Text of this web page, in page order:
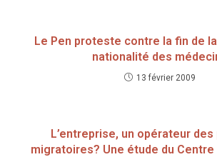
Le Pen proteste contre la fin de
nationalité des
13 février 2009
L’entreprise, un opérateur
migratoires? Une étude du